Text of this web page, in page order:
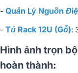
- Quản Lý Nguồn
- Tủ Rack 12U (Gỗ):
Hình ảnh trọn
hoàn thành: